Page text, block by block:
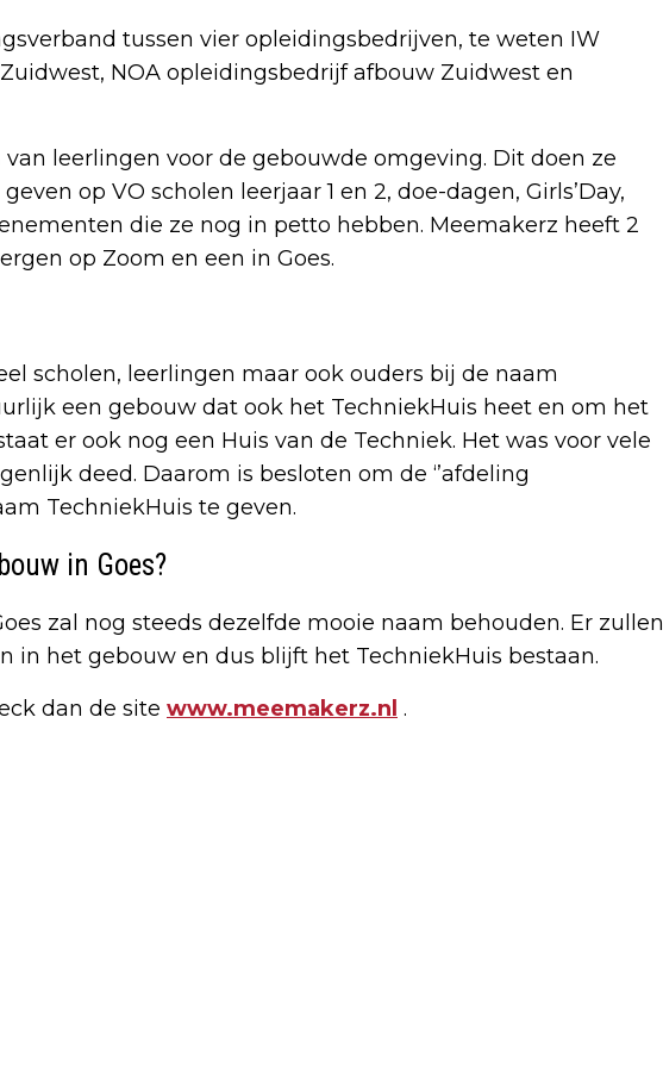
tussen vier opleidingsbedrijven, te weten IW
NOA opleidingsbedrijf afbouw Zuidwest en
leerlingen voor de gebouwde omgeving. Dit doen ze
op VO scholen leerjaar 1 en 2, doe-dagen, Girls’Day,
die ze nog in petto hebben. Meemakerz heeft 2
op Zoom en een in Goes.
scholen, leerlingen maar ook ouders bij de naam
een gebouw dat ook het TechniekHuis heet en om het
er ook nog een Huis van de Techniek. Het was voor vele
deed. Daarom is besloten om de ‘’afdeling
TechniekHuis te geven.
in Goes?
zal nog steeds dezelfde mooie naam behouden. Er zullen
in het gebouw en dus blijft het TechniekHuis bestaan.
dan de site www.meemakerz.nl .